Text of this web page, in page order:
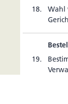
18.
Wahl
19.